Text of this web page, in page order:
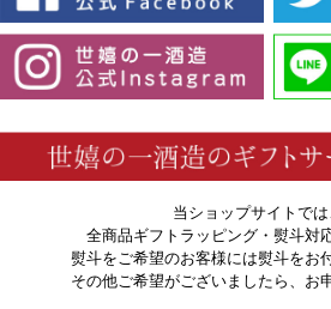
当ショップサイトでは
全商品ギフトラッピング・熨斗対
熨斗をご希望のお客様には熨斗をお
その他ご希望がございましたら、お